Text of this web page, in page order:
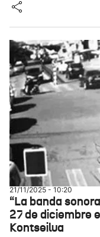
21/11/2025 - 10:20
“La banda
27 de diciembre
Kontseilua